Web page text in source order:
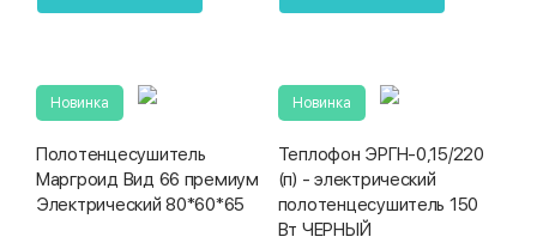
Новинка
Полотенцесушитель
Маргроид Вид 66 премиум
Электрический 80*60*65
Новинка
Теплофон ЭРГН-0,15/220
(п) - электрический
полотенцесушитель 150
Вт ЧЕРНЫЙ